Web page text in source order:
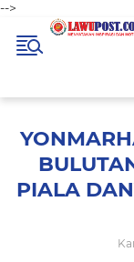
-->
PIALA